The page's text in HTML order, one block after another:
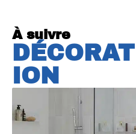
À suivre
DÉCORAT
ION